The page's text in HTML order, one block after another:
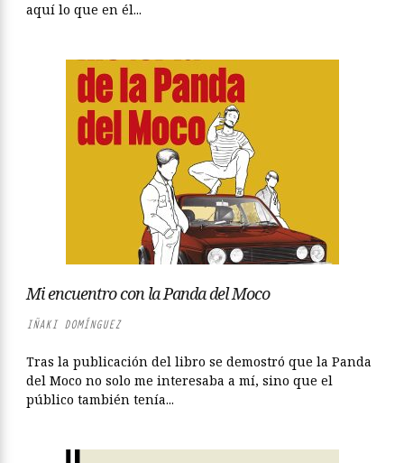
aquí lo que en él...
Mi encuentro con la Panda del Moco
IÑAKI DOMÍNGUEZ
Tras la publicación del libro se demostró que la Panda
del Moco no solo me interesaba a mí, sino que el
público también tenía...